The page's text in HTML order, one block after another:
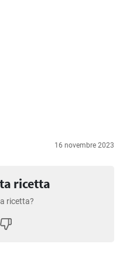
16 novembre 2023
ricetta
ricetta?